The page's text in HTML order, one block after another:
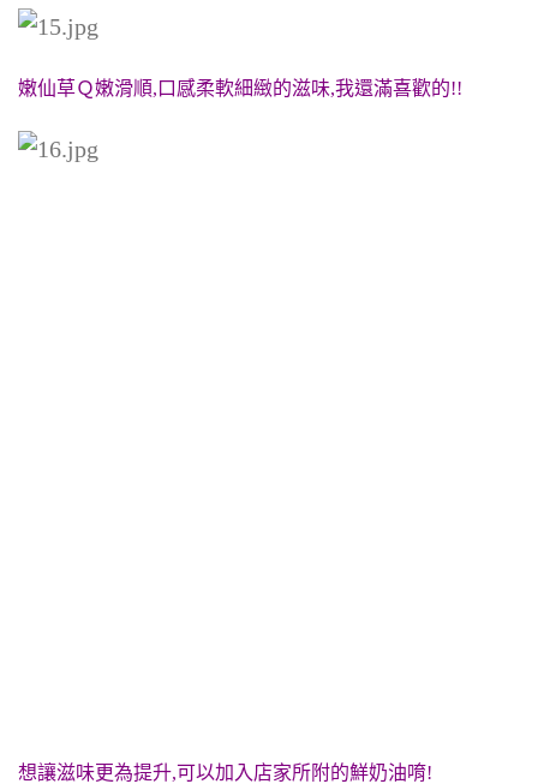
嫩仙草Ｑ嫩滑順,口感柔軟細緻的滋味,我還滿喜歡的!!
想讓滋味更為提升,可以加入店家所附的鮮奶油唷!